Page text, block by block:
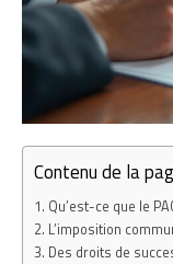
Contenu de la
Qu’est-ce que le
L’imposition
Des droits de